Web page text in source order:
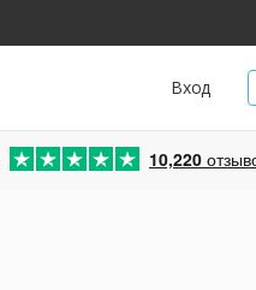
Вход
10,220